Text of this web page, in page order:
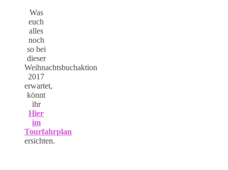
Was
euch
alles
noch
so bei
dieser
Weihnachtsbuchaktion
2017
erwartet,
könnt
ihr
Hier
im
Tourfahrplan
ersichten.